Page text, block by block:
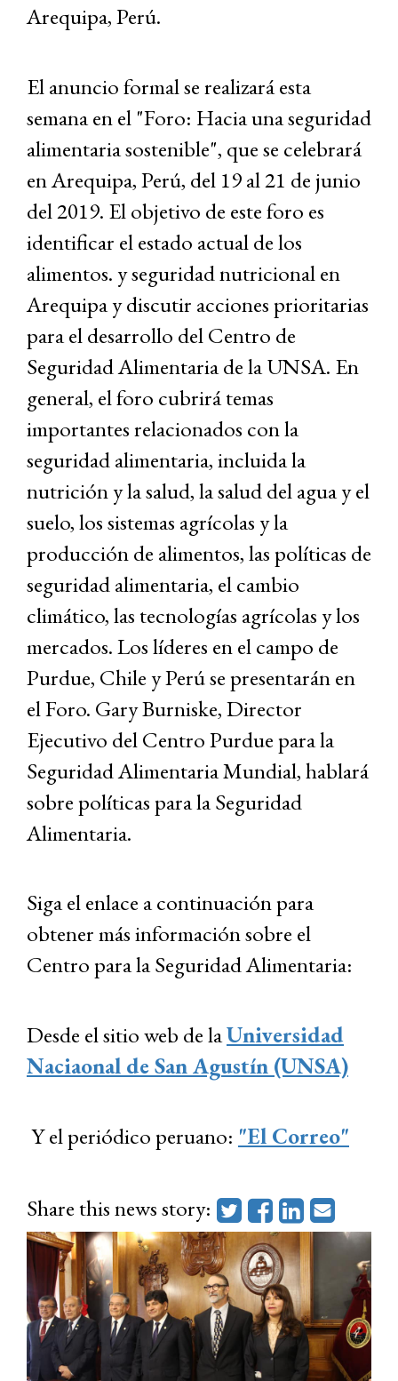
Arequipa, Perú.
El anuncio formal se realizará esta
semana en el "Foro: Hacia una seguridad
alimentaria sostenible", que se celebrará
en Arequipa, Perú, del 19 al 21 de junio
del 2019. El objetivo de este foro es
identificar el estado actual de los
alimentos. y seguridad nutricional en
Arequipa y discutir acciones prioritarias
para el desarrollo del Centro de
Seguridad Alimentaria de la UNSA. En
general, el foro cubrirá temas
importantes relacionados con la
seguridad alimentaria, incluida la
nutrición y la salud, la salud del agua y el
suelo, los sistemas agrícolas y la
producción de alimentos, las políticas de
seguridad alimentaria, el cambio
climático, las tecnologías agrícolas y los
mercados. Los líderes en el campo de
Purdue, Chile y Perú se presentarán en
el Foro. Gary Burniske, Director
Ejecutivo del Centro Purdue para la
Seguridad Alimentaria Mundial, hablará
sobre políticas para la Seguridad
Alimentaria.
Siga el enlace a continuación para
obtener más información sobre el
Centro para la Seguridad Alimentaria:
Desde el sitio web de laUniversidad
Naciaonal de San Agustín (UNSA)
Y el periódico peruano: "El Correo"
Share this news story: